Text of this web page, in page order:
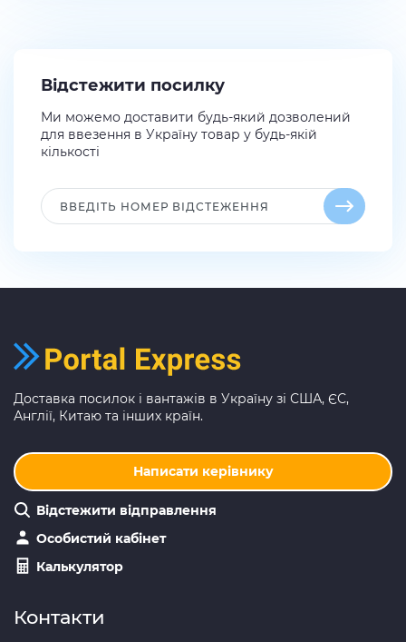
Відстежити посилку
Ми можемо доставити будь-який дозволений
для ввезення в Україну товар у будь-якій
кількості
Доставка посилок і вантажів в Україну зі США, ЄС,
Англії, Китаю та інших країн.
Написати керівнику
Відстежити відправлення
Особистий кабінет
Калькулятор
Контакти